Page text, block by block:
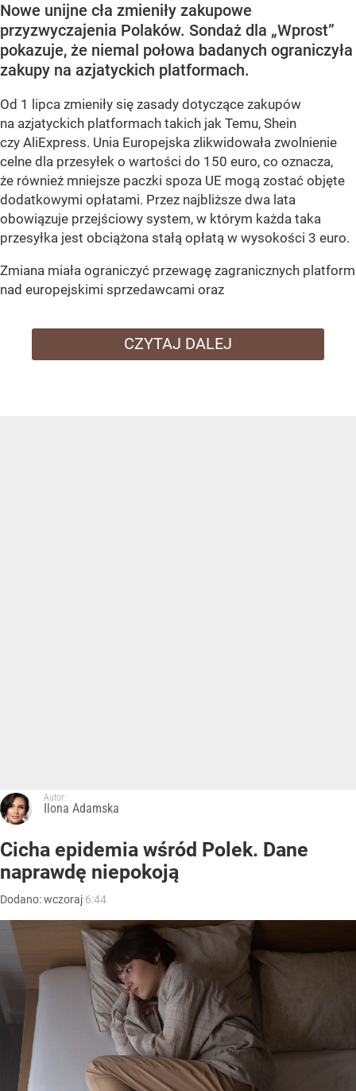
Nowe unijne cła zmieniły zakupowe
przyzwyczajenia Polaków. Sondaż dla „Wprost”
pokazuje, że niemal połowa badanych ograniczyła
zakupy na azjatyckich platformach.
Od 1 lipca zmieniły się zasady dotyczące zakupów
na azjatyckich platformach takich jak Temu, Shein
czy AliExpress. Unia Europejska zlikwidowała zwolnienie
celne dla przesyłek o wartości do 150 euro, co oznacza,
że również mniejsze paczki spoza UE mogą zostać objęte
dodatkowymi opłatami. Przez najbliższe dwa lata
obowiązuje przejściowy system, w którym każda taka
przesyłka jest obciążona stałą opłatą w wysokości 3 euro.
Zmiana miała ograniczyć przewagę zagranicznych platform
nad europejskimi sprzedawcami oraz
CZYTAJ DALEJ
Autor:
Ilona Adamska
Cicha epidemia wśród Polek. Dane
naprawdę niepokoją
Dodano:wczoraj 6:44